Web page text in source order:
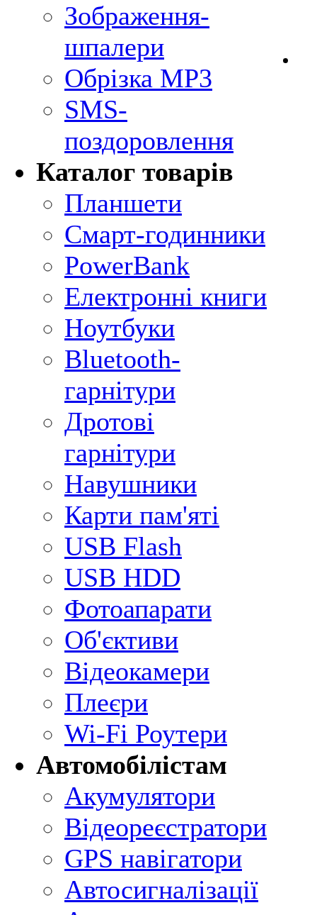
Зображення-
шпалери
Обрізка MP3
SMS-
поздоровлення
Каталог товарів
Планшети
Смарт-годинники
PowerBank
Електронні книги
Ноутбуки
Bluetooth-
гарнітури
Дротові
гарнітури
Навушники
Карти пам'яті
USB Flash
USB HDD
Фотоапарати
Об'єктиви
Відеокамери
Плеєри
Wi-Fi Роутери
Автомобілістам
Акумулятори
Відеореєстратори
GPS навігатори
Автосигналізації